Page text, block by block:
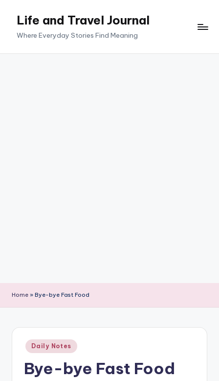
Life and Travel Journal
Where Everyday Stories Find Meaning
Home » Bye-bye Fast Food
Posted
in
Daily Notes
Bye-bye Fast Food